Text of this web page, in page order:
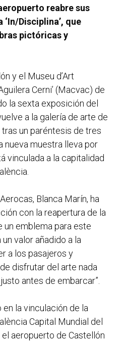
reabre sus
Disciplina’, que
pictóricas y
y el Museu d’Art
Cerni’ (Macvac) de
la sexta exposición del
a la galería de arte de
un paréntesis de tres
nueva muestra lleva por
vinculada a la capitalidad
Blanca Marín, ha
con la reapertura de la
un emblema para este
valor añadido a la
a los pasajeros y
disfrutar del arte nada
antes de embarcar”.
la vinculación de la
Capital Mundial del
aeropuerto de Castellón